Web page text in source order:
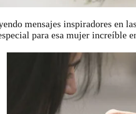
mensajes inspiradores en
para esa mujer increíble